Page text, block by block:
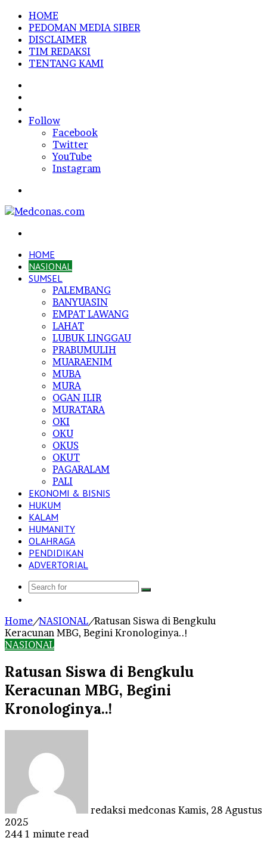
HOME
PEDOMAN MEDIA SIBER
DISCLAIMER
TIM REDAKSI
TENTANG KAMI
In
Follow
Facebook
Twitter
YouTube
Instagram
HOME
NASIONAL
SUMSEL
PALEMBANG
BANYUASIN
EMPAT LAWANG
LAHAT
LUBUK LINGGAU
PRABUMULIH
MUARAENIM
MUBA
MURA
OGAN ILIR
MURATARA
OKI
OKU
OKUS
OKUT
PAGARALAM
PALI
EKONOMI & BISNIS
HUKUM
KALAM
HUMANITY
OLAHRAGA
PENDIDIKAN
ADVERTORIAL
Search
Home/NASIONAL/Ratusan Siswa di Bengkulu
Keracunan MBG, Begini Kronologinya..!
NASIONAL
Ratusan Siswa di Bengkulu
Keracunan MBG, Begini
Kronologinya..!
redaksi medconas Kamis, 28 Agustus
2025
244 1 minute read